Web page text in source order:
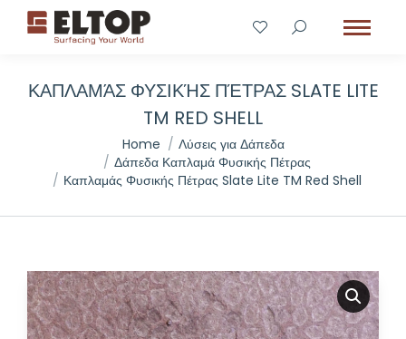
ΚΑΠΛΑΜΆΣ ΦΥΣΙΚΉΣ ΠΈΤΡΑΣ SLATE LITE
TM RED SHELL
Home
Λύσεις για Δάπεδα
Δάπεδα Καπλαμά Φυσικής Πέτρας
Καπλαμάς Φυσικής Πέτρας Slate Lite TM Red Shell